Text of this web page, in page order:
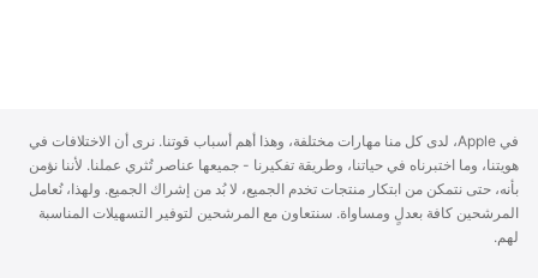
p
p
l
e
F
في Apple، لدى كل منا مهارات مختلفة، وهذا أهم أسباب قوتنا. نرى أن الاختلافات في
هويتنا، وما اختبرناه في حياتنا، وطريقة تفكيرنا - جميعها عناصر تُثري عملنا. لأننا نؤمن
بأنه، حتى نتمكن من ابتكار منتجات تخدم الجميع، لا بُد من إشراك الجميع. ولهذا، نُعامل
المرشحين كافة بعدلٍ ومساواة. سنتعاون مع المرشحين لتوفير التسهيلات المناسبة
لهم.